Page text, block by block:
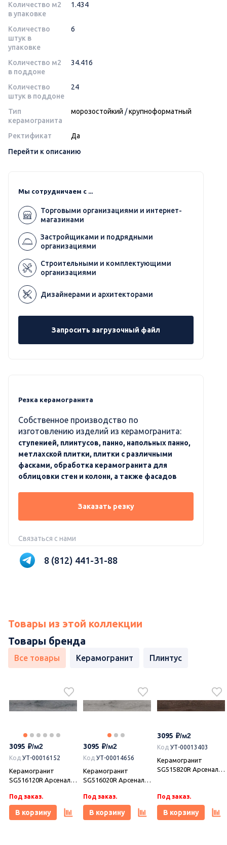
Количество м2
в упаковке
1.434
Количество
штук в
упаковке
6
Количество м2
в поддоне
34.416
Количество
штук в поддоне
24
Тип
керамогранита
морозостойкий /крупноформатный
Ректификат
Да
Перейти к описанию
Мы сотрудничаем с ...
Торговыми организациями и интернет-
магазинами
Застройщиками и подрядными
организациями
Строительными и комплектующими
организациями
Дизайнерами и архитекторами
Запросить загрузочный файл
Резка керамогранита
Собственное производство по
изготовлению изделий из керамогранита:
ступенией, плинтусов, панно, напольных панно,
метлахской плитки, плитки с различными
фасками, обработка керамогранита для
облицовки стен и колонн, а также фасадов
Заказать резку
Связаться с нами
8 (812) 441-31-88
Товары из этой коллекции
Товары бренда
Все товары Керамогранит Плинтус
3095
Код УТ-00016152
Керамогранит
SG516120R Арсенале
обрезной
20x119,5x0,9, Kerama
Marazzi (Керама
Под заказ.
В корзину
3095
Код УТ-00014656
Керамогранит
SG516020R Арсенале
20x119,5x0,9, Kerama
Marazzi (Керама
Марацци)
Под заказ.
В корзину
3095
Код УТ-00013403
Керамогранит
SG515820R Арсенале
20x119,5x0,9, Kerama
Marazzi (Керама
Марацци)
Под заказ.
В корзину